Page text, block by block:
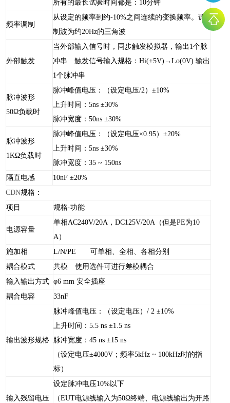
所有的最长试验时间都是：10分钟
频率调制
从设定的频率到约-10%之间连续的变换频率。调
制波为约20Hz的三角波
外部触发
当外部输入信号时，同步触发模拟器，输出1个脉
冲串 触发信号输入规格：Hi(+5V)→Lo(0V) 输出
1个脉冲串
脉冲波形
50Ω负载时
脉冲峰值电压：（设定电压/2）±10%
上升时间：5ns ±30%
脉冲宽度：50ns ±30%
脉冲波形
1KΩ负载时
脉冲峰值电压：（设定电压×0.95）±20%
上升时间：5ns ±30%
脉冲宽度：35 ~ 150ns
隔直电感
10nF ±20%
CDN规格：
项目
规格·功能
电源容量
单相AC240V/20A，DC125V/20A（但是PE为10
A）
施加相
L/N/PE 可单相、全相、各相分别
耦合模式
共模 使用选件可进行差模耦合
输入输出方式 φ6 mm 安全插座
耦合电容
33nF
输出波形规格
脉冲峰值电压：（设定电压）/ 2 ±10%
上升时间：5.5 ns ±1.5 ns
脉冲宽度：45 ns ±15 ns
（设定电压±4000V；频率5kHz ~ 100kHz时的指
标）
输入残留电压
设定脉冲电压10%以下
（EUT电源线输入为50Ω终端、电源线输出为开路